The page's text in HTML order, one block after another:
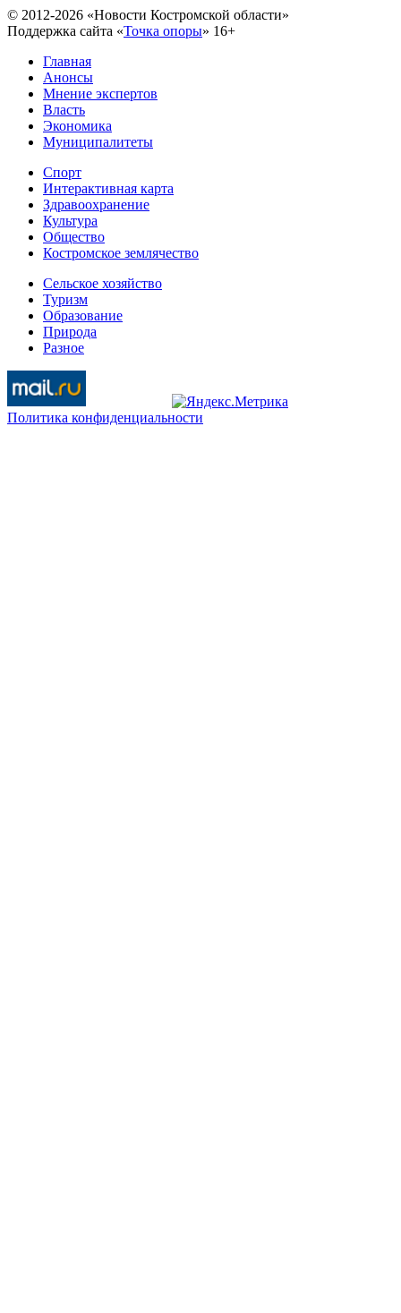
© 2012-2026 «Новости Костромской области»
Поддержка сайта «Точка опоры» 16+
Главная
Анонсы
Мнение экспертов
Власть
Экономика
Муниципалитеты
Спорт
Интерактивная карта
Здравоохранение
Культура
Общество
Костромское землячество
Сельское хозяйство
Туризм
Образование
Природа
Разное
Политика конфиденциальности